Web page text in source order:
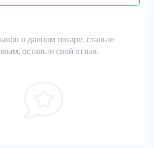
о данном товаре, станьте
оставьте свой отзыв.